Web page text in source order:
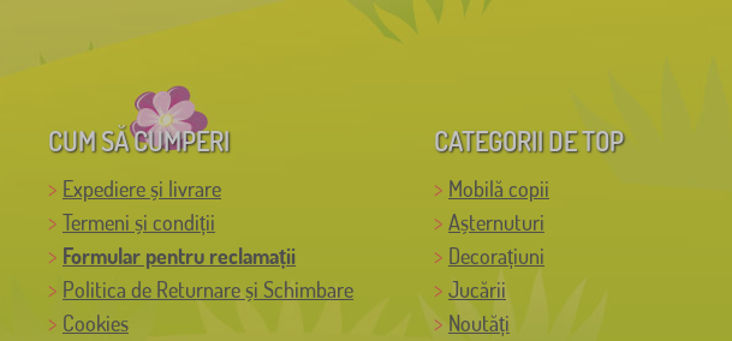
CUM SĂ CUMPERI
Expediere și livrare
Termeni și condiții
Formular pentru reclamații
Politica de Returnare și Schimbare
Cookies
CATEGORII DE TOP
Mobilă copii
Așternuturi
Decorațiuni
Jucării
Noutăți